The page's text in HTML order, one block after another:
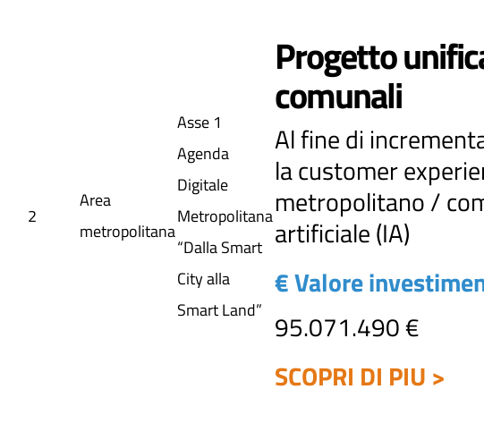
2
Area
metropolitana
Asse 1
Agenda
Digitale
Metropolitana
“Dalla Smart
City alla
Smart Land”
Progetto
comunali
Al fine di
la customer
metropolitano /
artificiale (IA)
€ Valore
95.071.490 €
SCOPRI DI PIU >